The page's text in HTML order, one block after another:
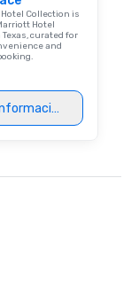
Collection is
Hotel
curated for
and